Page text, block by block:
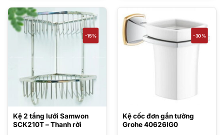
539.000 ₫.
tại
512.050 ₫.
1.840.000 ₫.
là:
1.532.000 ₫.
-15%
Kệ 2 tầng lưới Samwon
SCK210T – Thanh rời
-30%
Kệ cốc đơn gắn tường
Grohe 40626IG0